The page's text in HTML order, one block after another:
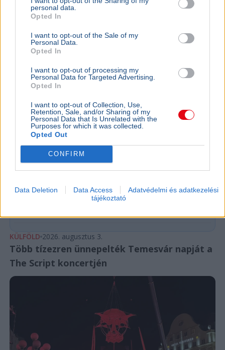
personal data.
Opted In
I want to opt-out of the Sale of my
Personal Data.
Opted In
I want to opt-out of processing my
Personal Data for Targeted Advertising.
Opted In
I want to opt-out of Collection, Use,
Retention, Sale, and/or Sharing of my
Personal Data that Is Unrelated with the
Purposes for which it was collected.
Opted Out
CONFIRM
Data Deletion Data Access
Adatvédelmi és adatkezelési
tájékoztató
strandon, sokan meghaltak
Ukrajna Oroszország Háború Katasztrófa Tragédia
Egy ukrán drón hét ember halálát okozta, miután hétfőn
nyaralók közé csapódott a Fekete-tenger partján fekvő
Gelendzsik közelében.
Bővebben...
KÜLFÖLD 2026. augusztus 3.
Több tízezren ünnepelték Temesvár napját a
The Script koncertjén